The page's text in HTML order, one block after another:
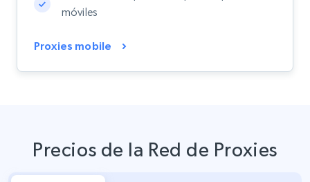
móviles
Proxies mobile
Precios de la Red de Proxies